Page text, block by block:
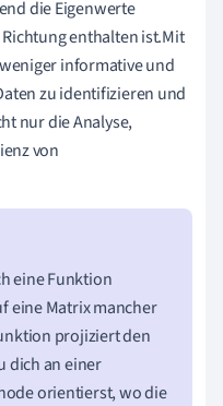
die Eigenwerte
enthalten ist.Mit
informative und
zu identifizieren und
nur die Analyse,
von
eine Funktion
eine Matrix mancher
projiziert den
dich an einer
orientierst, wo die